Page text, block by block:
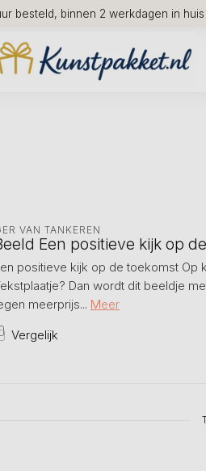
besteld, binnen 2 werkdagen in huis
VAN TANKEREN
Een positieve kijk op
positieve kijk op de toekomst Op
Dan wordt dit beeldje
meerprijs... Meer
Vergelijk